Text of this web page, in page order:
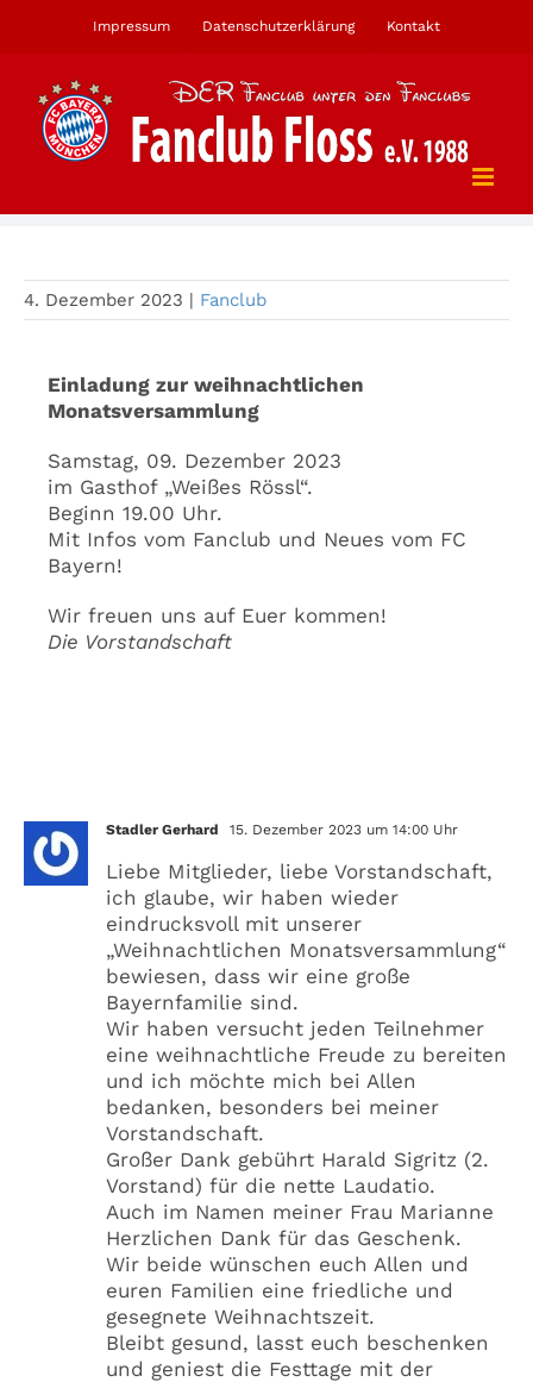
Impressum Datenschutzerklärung Kontakt
4. Dezember 2023 | Fanclub
Einladung zur weihnachtlichen
Monatsversammlung
Samstag, 09. Dezember 2023
im Gasthof „Weißes Rössl“.
Beginn 19.00 Uhr.
Mit Infos vom Fanclub und Neues vom FC
Bayern!
Wir freuen uns auf Euer kommen!
Die Vorstandschaft
Stadler Gerhard 15. Dezember 2023 um 14:00 Uhr
Liebe Mitglieder, liebe Vorstandschaft,
ich glaube, wir haben wieder
eindrucksvoll mit unserer
„Weihnachtlichen Monatsversammlung“
bewiesen, dass wir eine große
Bayernfamilie sind.
Wir haben versucht jeden Teilnehmer
eine weihnachtliche Freude zu bereiten
und ich möchte mich bei Allen
bedanken, besonders bei meiner
Vorstandschaft.
Großer Dank gebührt Harald Sigritz (2.
Vorstand) für die nette Laudatio.
Auch im Namen meiner Frau Marianne
Herzlichen Dank für das Geschenk.
Wir beide wünschen euch Allen und
euren Familien eine friedliche und
gesegnete Weihnachtszeit.
Bleibt gesund, lasst euch beschenken
und geniest die Festtage mit der